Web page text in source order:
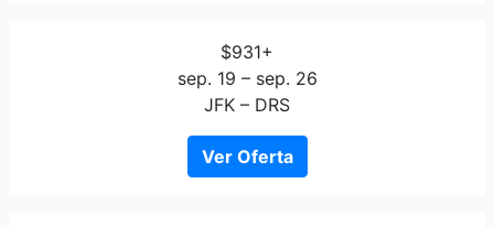
$931+
sep. 19 – sep. 26
JFK – DRS
Ver Oferta